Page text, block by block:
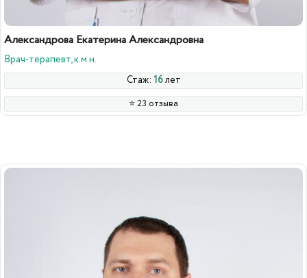
Александрова Екатерина Александровна
Врач-терапевт, к.м.н.
Стаж: 16лет
⭐️ 23 отзыва